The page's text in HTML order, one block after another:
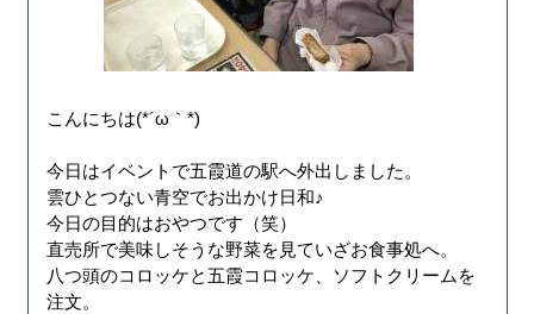
こんにちは(*´ω｀*)
今日はイベントで五霞道の駅へ外出しました。
雲ひとつない青空でお出かけ日和♪
今日の目的はおやつです（笑）
直売所で美味しそうな野菜を見ていざお食事処へ。
八つ頭のコロッケと五霞コロッケ、ソフトクリームを
注文。